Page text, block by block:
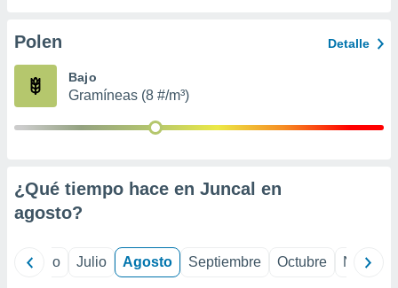
e
mediante
de
1199
Polen Detalle
Bajo
Gramíneas (8 #/m³)
¿Qué tiempo hace en Juncal en
agosto?
Junio Julio Agosto Septiembre Octubre